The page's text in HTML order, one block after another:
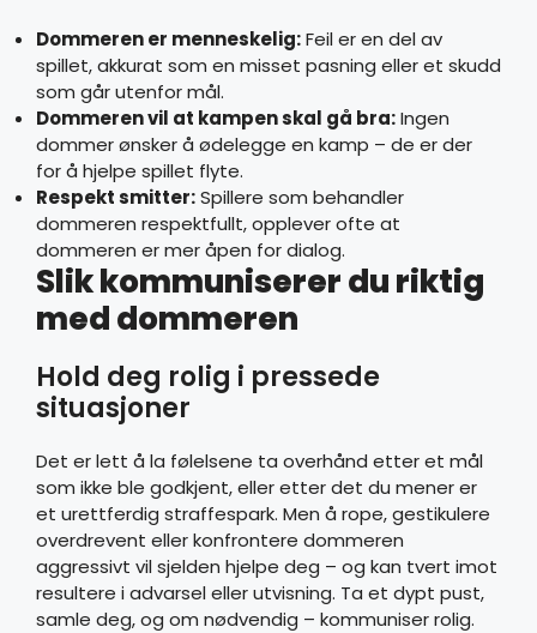
Dommeren er menneskelig:Feil er en del av
spillet, akkurat som en misset pasning eller et skudd
som går utenfor mål.
Dommeren vil at kampen skal gå bra:Ingen
dommer ønsker å ødelegge en kamp – de er der
for å hjelpe spillet flyte.
Respekt smitter:Spillere som behandler
dommeren respektfullt, opplever ofte at
dommeren er mer åpen for dialog.
Slik kommuniserer du riktig
med dommeren
Hold deg rolig i pressede
situasjoner
Det er lett å la følelsene ta overhånd etter et mål
som ikke ble godkjent, eller etter det du mener er
et urettferdig straffespark. Men å rope, gestikulere
overdrevent eller konfrontere dommeren
aggressivt vil sjelden hjelpe deg – og kan tvert imot
resultere i advarsel eller utvisning. Ta et dypt pust,
samle deg, og om nødvendig – kommuniser rolig.